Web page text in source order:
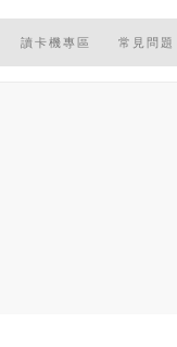
讀卡機專區 常見問題